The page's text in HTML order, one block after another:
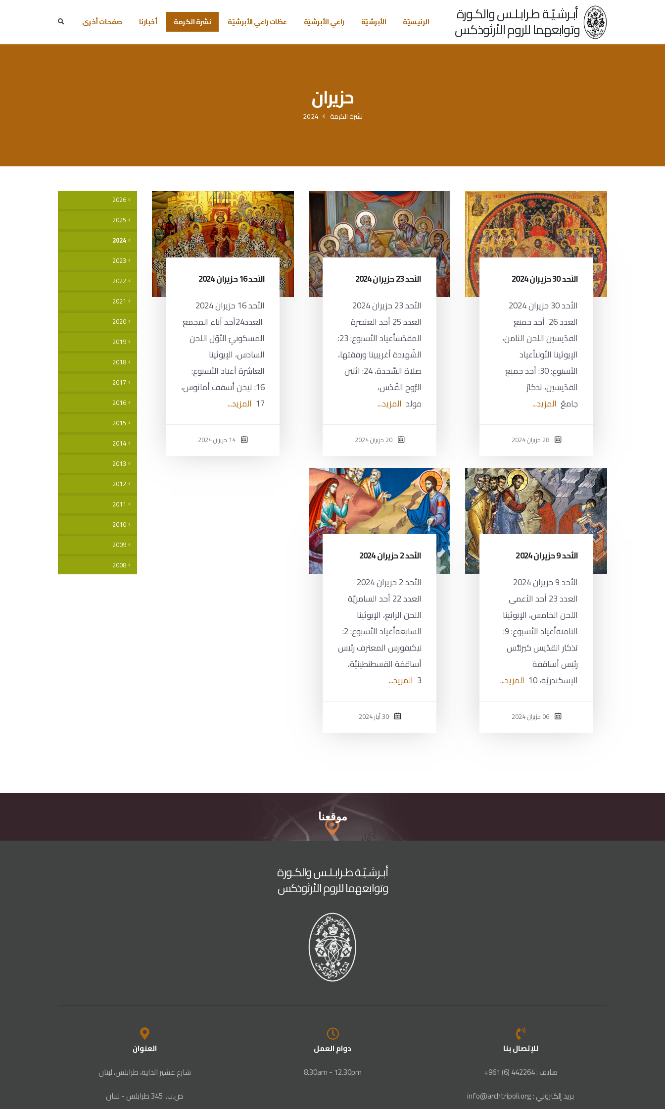
أبـرشـيّـة طـرابـلـس والكـورة
وتوابعهما للروم الأرثوذكس الرئيسيّة الأبرشيّة راعي الأبرشيّة عظات راعي الأبرشيّة نشرة الكرمة أخبارنا صفحات أخرى
حزيران
نشرة الكرمة 2024
الأحد 30 حزيران 2024
العدد 26 أحد جميع
القدّيسين اللحن الثامن،
الإيوثينا الأولىأعياد
الأسبوع: 30: أحد جميع
القدّيسين، تذكارٌ
جامعٌ المزيد...
28 حزيران 2024
الأحد 23 حزيران 2024
الأحد 23 حزيران 2024
العدد 25 أحد العنصرة
المقدّسأعياد الأسبوع: 23:
الشّهيدة أغريبينا ورفقتها،
صلاة السَّجدة، 24: اثنين
الرُّوح القُدُس،
مولد المزيد...
الأحد 16 حزيران 2024
الأحد 16 حزيران 2024
العدد24أحد آباء المجمع
المسكونيّ الأوّل اللحن
السادس، الإيوثينا
العاشرة أعياد الأسبوع:
16: تيخن أسقف أماثوس،
17 المزيد...
الأحد 9 حزيران 2024
الأحد 9 حزيران 2024
العدد 23 أحد الأعمى
اللحن الخامس، الإيوثينا
الثامنةأعياد الأسبوع: 9:
تذكار القدّيس كيرللُّس
رئيس أساقفة
الإسكندريّة، 10
المزيد...
06 حزيران 2024
الأحد 2 حزيران 2024
العدد 22 أحد السامريّة
اللحن الرابع، الإيوثينا
السابعةأعياد الأسبوع: 2:
نيكيفورس المعترف رئيس
أساقفة القسطنطينيَّة،
3 المزيد...
30 أيار 2024
2026
2025
2024
2023
2022
2021
2020
2019
2018
2017
2016
2015
2014
2013
2012
2011
2010
2009
2008
موقعنا
أبـرشـيّـة طـرابـلـس والكـورة
وتوابعهما للروم الأرثوذكس
للإتصال بنا
هاتف : 442264 (6) 961+
بريد إلكتروني : info@archtripoli.org
دوام العمل
8.30am - 12.30pm
العنوان
شارع عشير الداية، طرابلس، لبنان
ص‭.‬ب. ‬345‭ ‬ طرابلس‭ - ‬لبنان